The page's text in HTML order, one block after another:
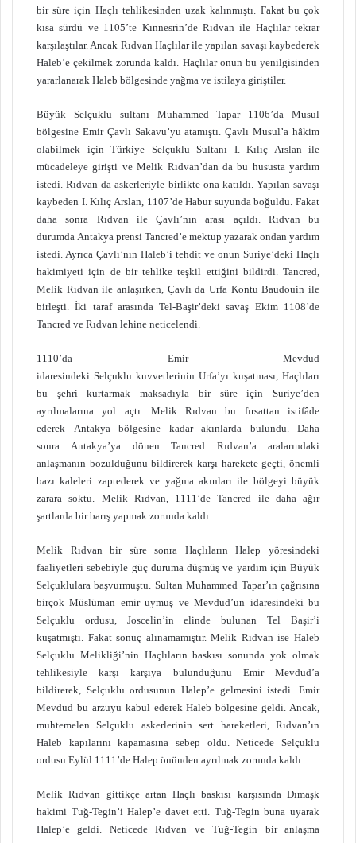
bir süre için Haçlı tehlikesinden uzak kalınmıştı. Fakat bu çok
kısa sürdü ve 1105’te Kınnesrin’de Rıdvan ile Haçlılar tekrar
karşılaştılar. Ancak Rıdvan Haçlılar ile yapılan savaşı kaybederek
Haleb’e çekilmek zorunda kaldı. Haçlılar onun bu yenilgisinden
yararlanarak Haleb bölgesinde yağma ve istilaya giriştiler.
Büyük Selçuklu sultanı Muhammed Tapar 1106’da Musul
bölgesine Emir Çavlı Sakavu’yu atamıştı. Çavlı Musul’a hâkim
olabilmek için Türkiye Selçuklu Sultanı I. Kılıç Arslan ile
mücadeleye girişti ve Melik Rıdvan’dan da bu hususta yardım
istedi. Rıdvan da askerleriyle birlikte ona katıldı. Yapılan savaşı
kaybeden I. Kılıç Arslan, 1107’de Habur suyunda boğuldu. Fakat
daha sonra Rıdvan ile Çavlı’nın arası açıldı. Rıdvan bu
durumda Antakya prensi Tancred’e mektup yazarak ondan yardım
istedi. Ayrıca Çavlı’nın Haleb’i tehdit ve onun Suriye’deki Haçlı
hakimiyeti için de bir tehlike teşkil ettiğini bildirdi. Tancred,
Melik Rıdvan ile anlaşırken, Çavlı da Urfa Kontu Baudouin ile
birleşti. İki taraf arasında Tel-Başir’deki savaş Ekim 1108’de
Tancred ve Rıdvan lehine neticelendi.
1110’da Emir Mevdud
idaresindeki Selçuklu kuvvetlerinin Urfa’yı kuşatması, Haçlıları
bu şehri kurtarmak maksadıyla bir süre için Suriye’den
ayrılmalarına yol açtı. Melik Rıdvan bu fırsattan istifâde
ederek Antakya bölgesine kadar akınlarda bulundu. Daha
sonra Antakya’ya dönen Tancred Rıdvan’a aralarındaki
anlaşmanın bozulduğunu bildirerek karşı harekete geçti, önemli
bazı kaleleri zaptederek ve yağma akınları ile bölgeyi büyük
zarara soktu. Melik Rıdvan, 1111’de Tancred ile daha ağır
şartlarda bir barış yapmak zorunda kaldı.
Melik Rıdvan bir süre sonra Haçlıların Halep yöresindeki
faaliyetleri sebebiyle güç duruma düşmüş ve yardım için Büyük
Selçuklulara başvurmuştu. Sultan Muhammed Tapar’ın çağrısına
birçok Müslüman emir uymuş ve Mevdud’un idaresindeki bu
Selçuklu ordusu, Joscelin’in elinde bulunan Tel Başir’i
kuşatmıştı. Fakat sonuç alınamamıştır. Melik Rıdvan ise Haleb
Selçuklu Melikliği’nin Haçlıların baskısı sonunda yok olmak
tehlikesiyle karşı karşıya bulunduğunu Emir Mevdud’a
bildirerek, Selçuklu ordusunun Halep’e gelmesini istedi. Emir
Mevdud bu arzuyu kabul ederek Haleb bölgesine geldi. Ancak,
muhtemelen Selçuklu askerlerinin sert hareketleri, Rıdvan’ın
Haleb kapılarını kapamasına sebep oldu. Neticede Selçuklu
ordusu Eylül 1111’de Halep önünden ayrılmak zorunda kaldı.
Melik Rıdvan gittikçe artan Haçlı baskısı karşısında Dımaşk
hakimi Tuğ-Tegin’i Halep’e davet etti. Tuğ-Tegin buna uyarak
Halep’e geldi. Neticede Rıdvan ve Tuğ-Tegin bir anlaşma